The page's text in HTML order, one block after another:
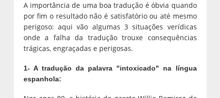
A importância de uma boa tradução é óbvia quando
por fim o resultado não é satisfatório ou até mesmo
perigoso: aqui vão algumas 3 situações verídicas
onde a falha da tradução trouxe consequências
trágicas, engraçadas e perigosas.
1- A tradução da palavra "intoxicado" na língua
espanhola: